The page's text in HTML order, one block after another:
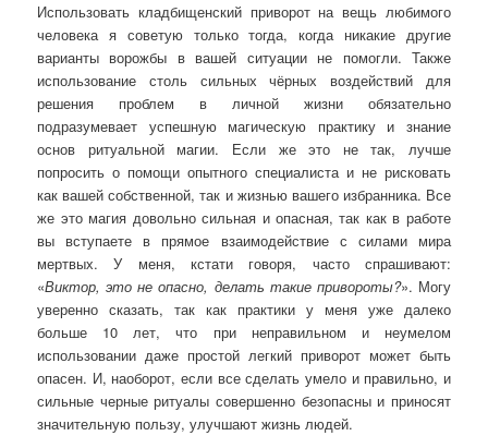
Использовать кладбищенский приворот на вещь любимого
человека я советую только тогда, когда никакие другие
варианты ворожбы в вашей ситуации не помогли. Также
использование столь сильных чёрных воздействий для
решения проблем в личной жизни обязательно
подразумевает успешную магическую практику и знание
основ ритуальной магии. Если же это не так, лучше
попросить о помощи опытного специалиста и не рисковать
как вашей собственной, так и жизнью вашего избранника. Все
же это магия довольно сильная и опасная, так как в работе
вы вступаете в прямое взаимодействие с силами мира
мертвых. У меня, кстати говоря, часто спрашивают:
«Виктор, это не опасно, делать такие привороты?». Могу
уверенно сказать, так как практики у меня уже далеко
больше 10 лет, что при неправильном и неумелом
использовании даже простой легкий приворот может быть
опасен. И, наоборот, если все сделать умело и правильно, и
сильные черные ритуалы совершенно безопасны и приносят
значительную пользу, улучшают жизнь людей.